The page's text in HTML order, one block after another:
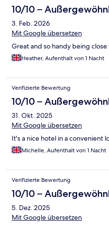
10/10 –
3. Feb. 2026
Mit Google übersetzen
Great and so handy being
Heather, Aufenthalt von 1 Nacht
Verifizierte Bewertung
10/10 –
31. Okt. 2025
Mit Google übersetzen
It's a nice hotel in a convenient
Michelle, Aufenthalt von 1 Nacht
Verifizierte Bewertung
10/10 –
5. Dez. 2025
Mit Google übersetzen